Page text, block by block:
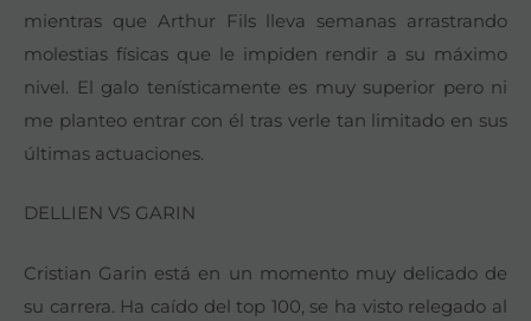
mientras que Arthur Fils lleva semanas arrastrando
molestias físicas que le impiden rendir a su máximo
nivel. El galo tenísticamente es muy superior pero ni
me planteo entrar con él tras verle tan limitado en sus
últimas actuaciones.
DELLIEN VS GARIN
Cristian Garin está en un momento muy delicado de
su carrera. Ha caído del top 100, se ha visto relegado al